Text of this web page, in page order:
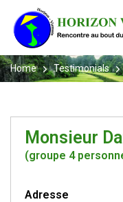
Home Testimonials
Monsieur
(groupe 4
Adresse